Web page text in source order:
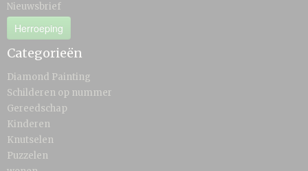
Nieuwsbrief
Herroeping
Categorieën
Diamond Painting
Schilderen op nummer
Gereedschap
Kinderen
Knutselen
Puzzelen